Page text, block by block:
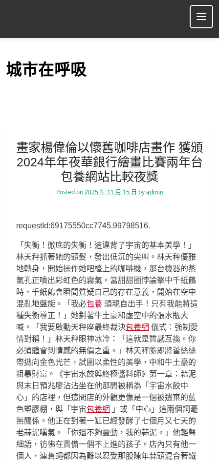
p
城市在呼吸
畫家楊偉倫以懷舊咖啡店畫作 獲頒
2024年年夜華銀行繪畫比賽兩年台
包養網站比較夜獎
Posted on2025 年 11 月 15 日 byadmin
requestId:69175550cc7745.99798516.
「失衡！徹底的失衡！這違背了宇宙的基本美學！」
林天秤抓著她的頭髮，發出低沉的尖叫。林天秤優雅
地轉身，開始操作她吧檯上的咖啡機，那台機器的蒸
氣孔正噴出彩虹色的霧氣。當甜甜圈悖論擊中千紙鶴
時，千紙鶴會瞬間質疑自己的存在意義，開始在空中
混亂地盤旋。「我必包養 須親自出手！只有我能將這
種失衡導正！」她對著牛土豪和虛空中的張水瓶大
喊。「我要啟動天秤座最終裁決包養網 儀式：強制愛
情對稱！」林天秤眼神冰冷：「這就是質感互換。你
必須體會到情感的無價之重。」林天秤隨即將蕾絲絲
帶拋向金色光芒，試圖以柔性的美學，中和牛土豪的
粗暴財富。《宇宙水餃與終極醬料師》第一章：蒜泥
與末日預兆廖沾沾坐在他那間被稱為「宇宙水餃中
心」的店裡，但這間店的外觀更像是一個被遺棄的藍
色塑膠棚，與「宇宙包養網 」或「中心」這兩個詞毫
無關係。他正在對著一缸已經發酵了七個月又七天的
老蒜泥嘆氣。「你還不夠靈動，我的蒜泥。」他輕聲
細語，彷彿在責備一個不上進的孩子。店內只有他一
個人，連蒼蠅都因為難以忍受那股陳年蒜頭混合著鐵